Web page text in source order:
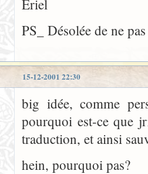
Eriel
PS_ Désolée de ne
15-12-2001 22:30
big idée, comme
pourquoi est-ce que
traduction, et ainsi
hein, pourquoi pas?